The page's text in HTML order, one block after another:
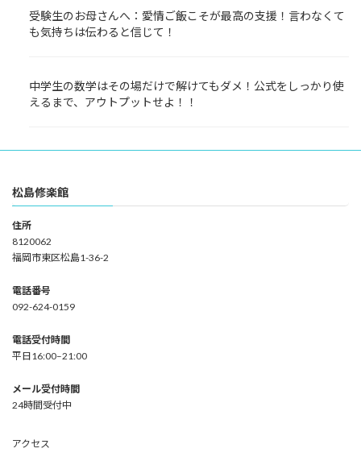
受験生のお母さんへ：愛情ご飯こそが最高の支援！言わなくて
も気持ちは伝わると信じて！
中学生の数学はその場だけで解けてもダメ！公式をしっかり使
えるまで、アウトプットせよ！！
松島修楽館
住所
8120062
福岡市東区松島1-36-2
電話番号
092-624-0159
電話受付時間
平日16:00–21:00
メール受付時間
24時間受付中
アクセス